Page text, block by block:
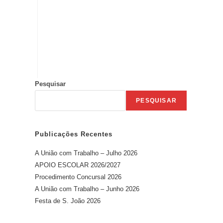
Pesquisar
PESQUISAR
Publicações Recentes
A União com Trabalho – Julho 2026
APOIO ESCOLAR 2026/2027
Procedimento Concursal 2026
A União com Trabalho – Junho 2026
Festa de S. João 2026